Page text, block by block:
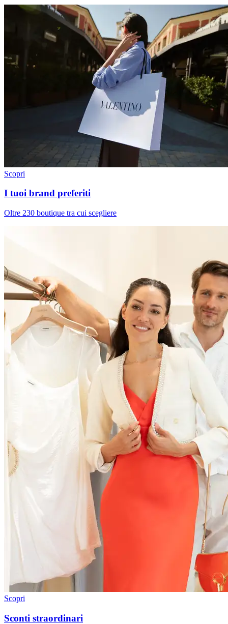
Scopri
I tuoi brand preferiti
Oltre 230 boutique tra cui scegliere
Scopri
Sconti straordinari